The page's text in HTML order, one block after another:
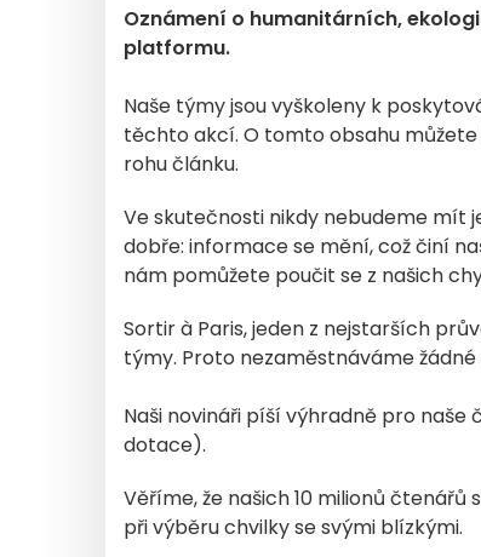
Oznámení o humanitárních,
platformu.
Naše týmy jsou vyškoleny k
těchto akcí. O tomto obsahu
rohu článku.
Ve skutečnosti nikdy nebudeme mít
dobře: informace se mění, což činí
nám pomůžete poučit se z našich
Sortir à Paris, jeden z nejstarších
týmy. Proto nezaměstnáváme
Naši novináři píší výhradně pro naše
dotace).
Věříme, že našich 10 milionů čtenářů
při výběru chvilky se svými blízkými.